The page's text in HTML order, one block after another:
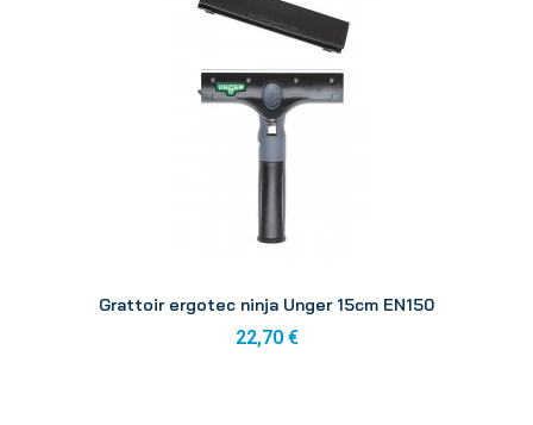
Grattoir ergotec ninja Unger 15cm EN150
22,70 €